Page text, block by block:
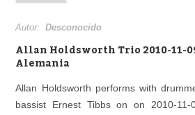
Biblioteca
Área personal
Autor:Desconocido
Allan Holdsworth Trio 2010-11-
Alemania
Allan Holdsworth performs with
bassist Ernest Tibbs on on 2010-